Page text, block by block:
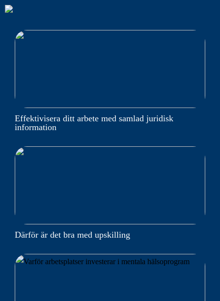
Effektivisera ditt arbete med samlad juridisk
information
Därför är det bra med upskilling